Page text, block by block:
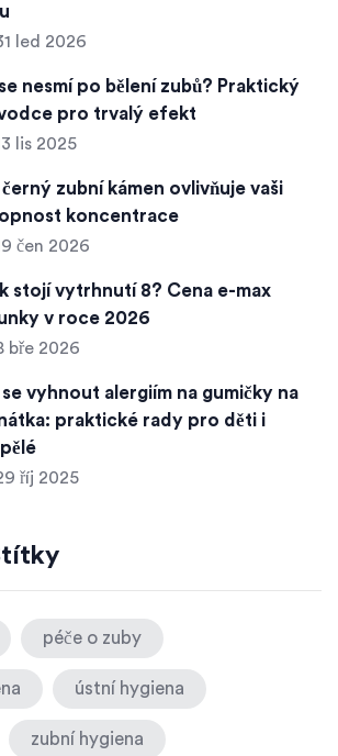
led 2026
nesmí po bělení zubů? Praktický
pro trvalý efekt
lis 2025
zubní kámen ovlivňuje vaši
koncentrace
čen 2026
stojí vytrhnutí 8? Cena e-max
v roce 2026
bře 2026
vyhnout alergiím na gumičky na
praktické rady pro děti i
říj 2025
péče o zuby
ústní hygiena
zubní hygiena